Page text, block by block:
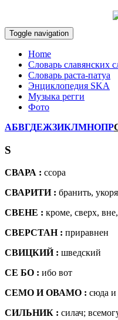
Toggle navigation
Home
Словарь славянских
Словарь раста-патуа
Энциклопедия SKA
Музыка регги
Фото
АБВГДЕЖЗИКЛМНОПР
S
СВАРА : ссора
СВАРИТИ : бранить,
СВЕНЕ : кроме, сверх,
СВЕРСТАН : приравнен
СВИЦКИЙ : шведский
СЕ БО : ибо вот
СЕМО И ОВАМО : сюда и
СИЛЬНИК : силач;